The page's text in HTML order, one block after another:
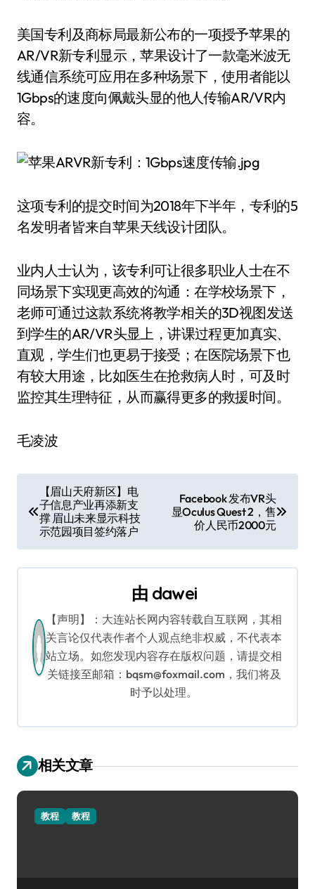
美国专利及商标局最新公布的一项授予苹果的
AR/VR新专利显示，苹果设计了一款毫米波无
线通信系统可应用在多种场景下，使用者能以
1Gbps的速度向佩戴头显的他人传输AR/VR内
容。
这项专利的提交时间为2018年下半年，专利的5
名发明者皆来自苹果天线设计团队。
业内人士认为，该专利可让很多职业人士在不
同场景下实现更高效的沟通：在学校场景下，
老师可通过这款系统将教学相关的3D视图发送
到学生的AR/VR头显上，讲课过程更加真实、
直观，学生们也更易于接受；在医院场景下也
有较大用途，比如医生在抢救病人时，可及时
监控其生理特征，从而赢得更多的救援时间。
毛凌波
章
导
航
【眉山天府新区】电
子信息产业再添新支
撑 眉山未来显示科技
示范园项目签约落户
Facebook 发布VR头
显Oculus Quest 2，售
价人民币2000元
由 dawei
【声明】：大连站长网内容转载自互联网，其相
关言论仅代表作者个人观点绝非权威，不代表本
站立场。如您发现内容存在版权问题，请提交相
关链接至邮箱：bqsm@foxmail.com，我们将及
时予以处理。
相关文章
教程 教程